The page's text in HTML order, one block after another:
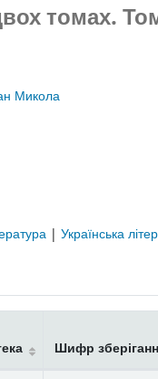
томах.
Микола
| Українська
Шифр